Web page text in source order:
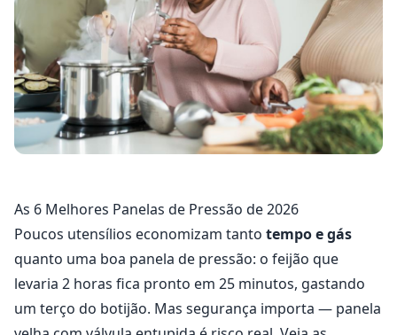
As 6 Melhores Panelas de Pressão de 2026
Poucos utensílios economizam tanto tempo e gás
quanto uma boa panela de pressão: o feijão que
levaria 2 horas fica pronto em 25 minutos, gastando
um terço do botijão. Mas segurança importa — panela